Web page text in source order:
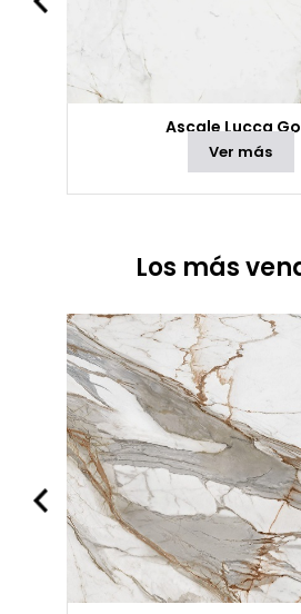
Ascale Lucca
Ver más
Los más